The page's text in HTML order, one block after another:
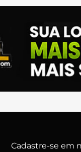
Cadastre-se em